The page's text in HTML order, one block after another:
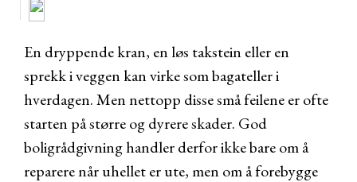
En dryppende kran, en løs takstein eller en
sprekk i veggen kan virke som bagateller i
hverdagen. Men nettopp disse små feilene er ofte
starten på større og dyrere skader. God
boligrådgivning handler derfor ikke bare om å
reparere når uhellet er ute, men om å forebygge